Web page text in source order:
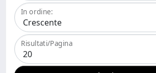
In ordine:
Risultati/Pagina